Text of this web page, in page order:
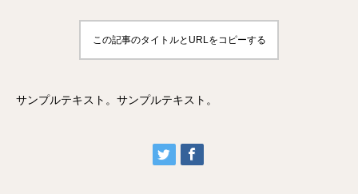
この記事のタイトルとURLをコピーする
サンプルテキスト。サンプルテキスト。